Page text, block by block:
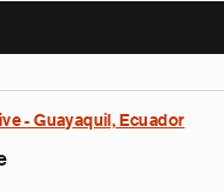
- Guayaquil, Ecuador